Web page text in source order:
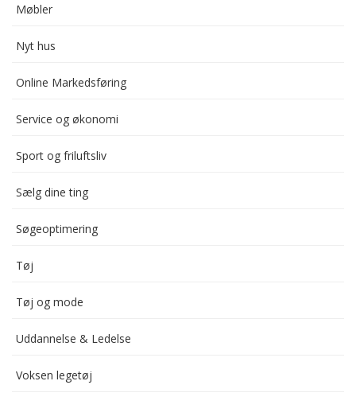
Møbler
Nyt hus
Online Markedsføring
Service og økonomi
Sport og friluftsliv
Sælg dine ting
Søgeoptimering
Tøj
Tøj og mode
Uddannelse & Ledelse
Voksen legetøj